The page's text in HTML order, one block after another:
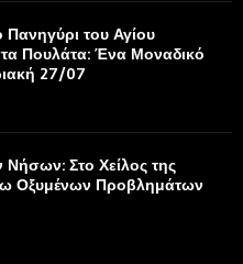
του Αγίου
Πουλάτα: Ένα Μοναδικό
27/07
Νήσων: Στο Χείλος της
Οξυμένων Προβλημάτων